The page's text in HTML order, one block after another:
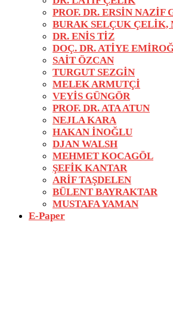
PROF. DR. ERSİN NAZİF
BURAK SELÇUK ÇELİK,
DR. ENİS TİZ
DOÇ. DR. ATİYE
SAİT ÖZCAN
TURGUT SEZGİN
MELEK ARMUTÇİ
VEYİS GÜNGÖR
PROF. DR. ATA ATUN
NEJLA KARA
HAKAN İNOĞLU
DJAN WALSH
MEHMET KOCAGÖL
ŞEFİK KANTAR
ARİF TAŞDELEN
BÜLENT BAYRAKTAR
MUSTAFA YAMAN
E-Paper